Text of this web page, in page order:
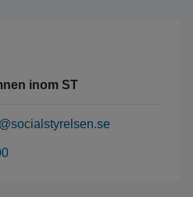
inom ST